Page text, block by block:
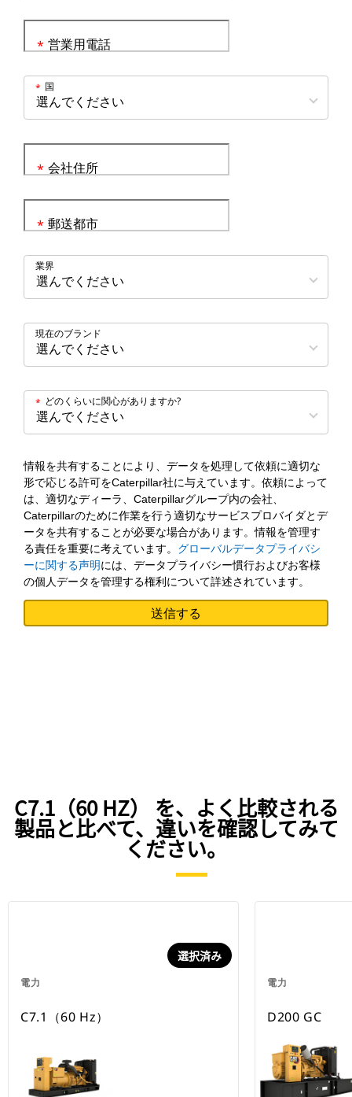
営業用電話
*
国
*
会社住所
*
郵送都市
*
業界
現在のブランド
どのくらいに関心がありますか?
*
情報を共有することにより、データを処理して依頼に適切な
形で応じる許可をCaterpillar社に与えています。依頼によって
は、適切なディーラ、Caterpillarグループ内の会社、
Caterpillarのために作業を行う適切なサービスプロバイダとデ
ータを共有することが必要な場合があります。情報を管理す
る責任を重要に考えています。 グローバルデータプライバシ
ーに関する声明には、データプライバシー慣行およびお客様
の個人データを管理する権利について詳述されています。
C7.1（60 HZ） を、よく比較される
製品と比べて、違いを確認してみて
ください。
電力
選択済み
C7.1（60 Hz）
電力
D200 GC